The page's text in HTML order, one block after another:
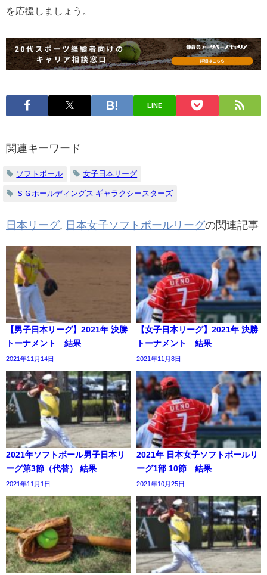
を応援しましょう。
LINE
関連キーワード
ソフトボール 女子日本リーグ
ＳＧホールディングス ギャラクシースターズ
日本リーグ, 日本女子ソフトボールリーグの関連記事
【男子日本リーグ】2021年 決勝
トーナメント 結果
2021年11月14日
【女子日本リーグ】2021年 決勝
トーナメント 結果
2021年11月8日
2021年ソフトボール男子日本リ
ーグ第3節（代替） 結果
2021年11月1日
2021年 日本女子ソフトボールリ
ーグ1部 10節 結果
2021年10月25日